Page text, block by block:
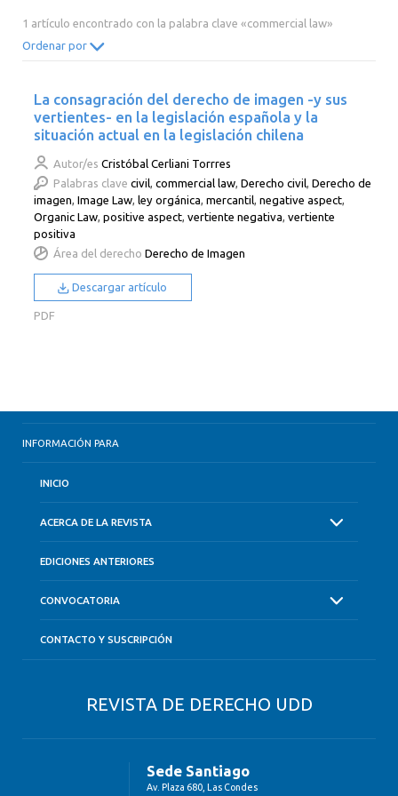
2002 2001 2000
1 artículo encontrado con la palabra clave «commercial law»
Ordenar por
La consagración del derecho de imagen -y sus
vertientes- en la legislación española y la
situación actual en la legislación chilena
Autor/es Cristóbal Cerliani Torrres
Palabras clave civil,commercial law,Derecho civil,Derecho de
imagen,Image Law, ley orgánica,mercantil,negative aspect,
Organic Law,positive aspect,vertiente negativa,vertiente
positiva
Área del derecho Derecho de Imagen
Descargar artículo
PDF
INFORMACIÓN PARA
INICIO
ACERCA DE LA REVISTA
EDICIONES ANTERIORES
CONVOCATORIA
CONTACTO Y SUSCRIPCIÓN
REVISTA DE DERECHO UDD
Sede Santiago
Av. Plaza 680, Las Condes